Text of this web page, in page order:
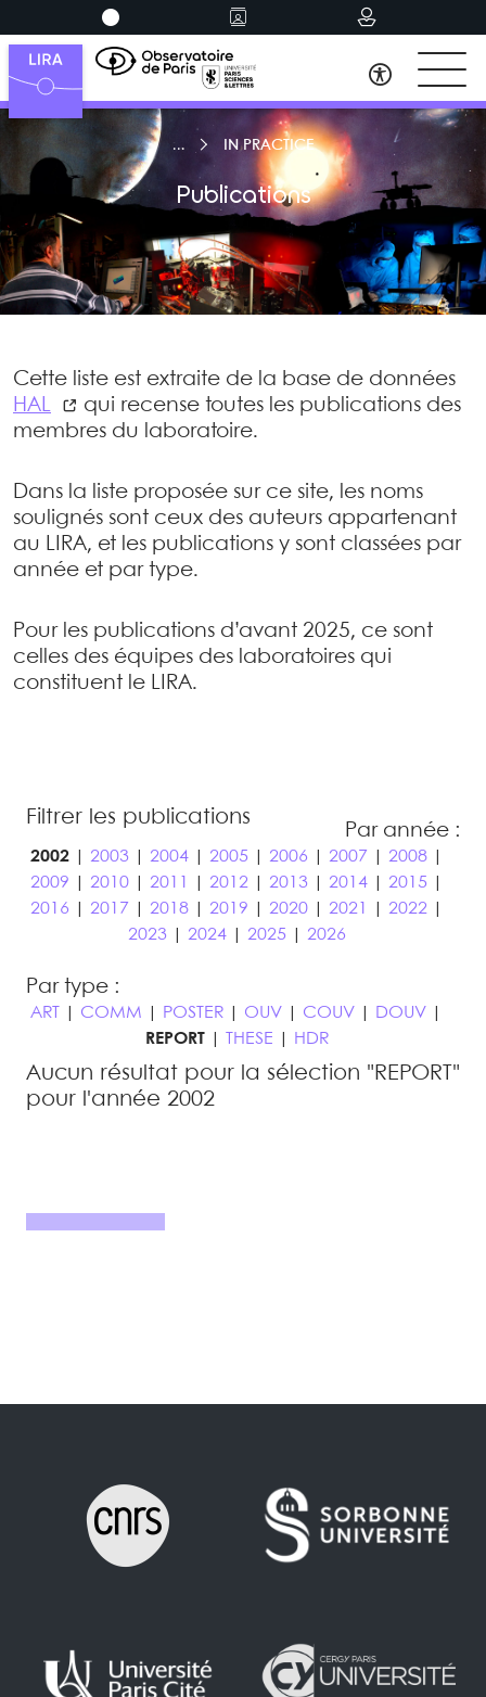
IN PRACTICE
Publications
Cette liste est extraite de la base de données
HAL
qui recense toutes les publications des
membres du laboratoire.
Dans la liste proposée sur ce site, les noms
soulignés sont ceux des auteurs appartenant
au LIRA, et les publications y sont classées par
année et par type.
Pour les publications d’avant 2025, ce sont
celles des équipes des laboratoires qui
constituent le LIRA.
Filtrer les publications
Par année :
2002| 2003| 2004| 2005| 2006 2007 2008|
2009
2010| 2011 2012| 2013| 2014| 2015|
2016
2017 2018| 2019 2020| 2021 2022|
2023| 2024| 2025| 2026
Par type :
ART COMM POSTER OUV COUV DOUV
REPORT| THESE HDR
Aucun résultat pour la sélection "REPORT"
pour l'année 2002